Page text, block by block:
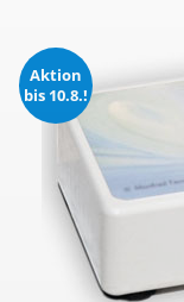
Aktion
bis 10.8.!